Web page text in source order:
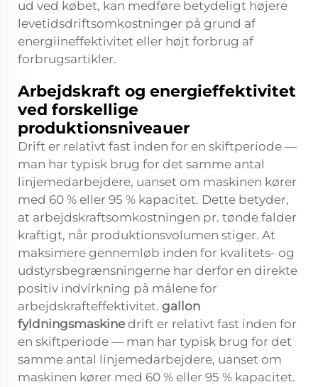
ud ved købet, kan medføre betydeligt højere
levetidsdriftsomkostninger på grund af
energiineffektivitet eller højt forbrug af
forbrugsartikler.
Arbejdskraft og energieffektivitet
ved forskellige
produktionsniveauer
Drift er relativt fast inden for en skiftperiode —
man har typisk brug for det samme antal
linjemedarbejdere, uanset om maskinen kører
med 60 % eller 95 % kapacitet. Dette betyder,
at arbejdskraftsomkostningen pr. tønde falder
kraftigt, når produktionsvolumen stiger. At
maksimere gennemløb inden for kvalitets- og
udstyrsbegrænsningerne har derfor en direkte
positiv indvirkning på målene for
arbejdskrafteffektivitet. gallon
fyldningsmaskine drift er relativt fast inden for
en skiftperiode — man har typisk brug for det
samme antal linjemedarbejdere, uanset om
maskinen kører med 60 % eller 95 % kapacitet.